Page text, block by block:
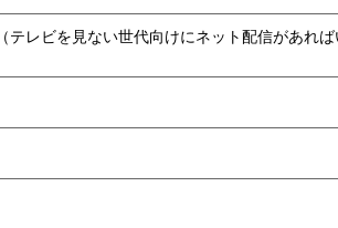
テレビを見ない世代向けにネット配信があれ